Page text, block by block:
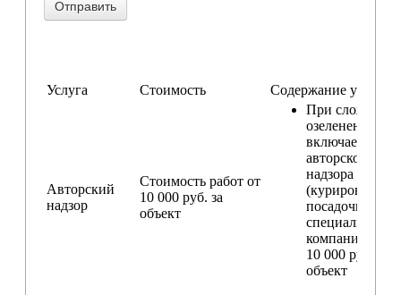
Услуга Стоимость Содержание услуги
Авторский
надзор
Стоимость работ от
10 000 руб. за
объект
При сложном
озеленении
включаем
авторского
надзора
(курирование
посадочных
специалистом
компании) —
10 000 руб. за
объект